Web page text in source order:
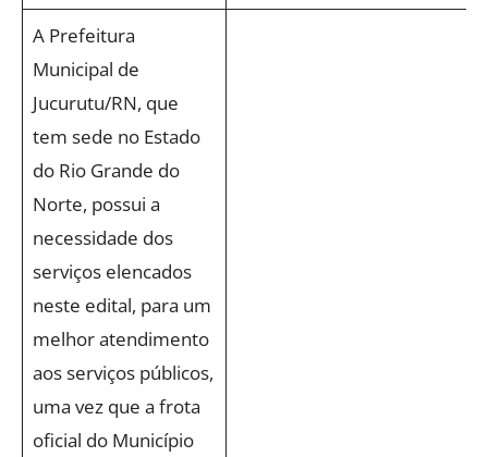
A Prefeitura
Municipal de
Jucurutu/RN, que
tem sede no Estado
do Rio Grande do
Norte, possui a
necessidade dos
serviços elencados
neste edital, para um
melhor atendimento
aos serviços públicos,
uma vez que a frota
oficial do Município